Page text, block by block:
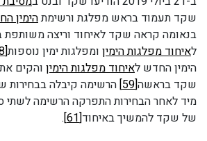
שקד תעמוד בראש מפלגת ורשימתהימין
בנאומה קראה שקד לאיחוד וריצה משותפת
לאיחוד מפלגות הימין ומפלגות ימין נוספות[58]
הימין החדש לאיחוד מפלגות הימין והקים
שקד בראשה[59] הרשימה קיבלה בבחירות
מיד לאחר הבחירות התפרקה הרשימה לשתי
של שקד להמשיך באיחוד[61]
.